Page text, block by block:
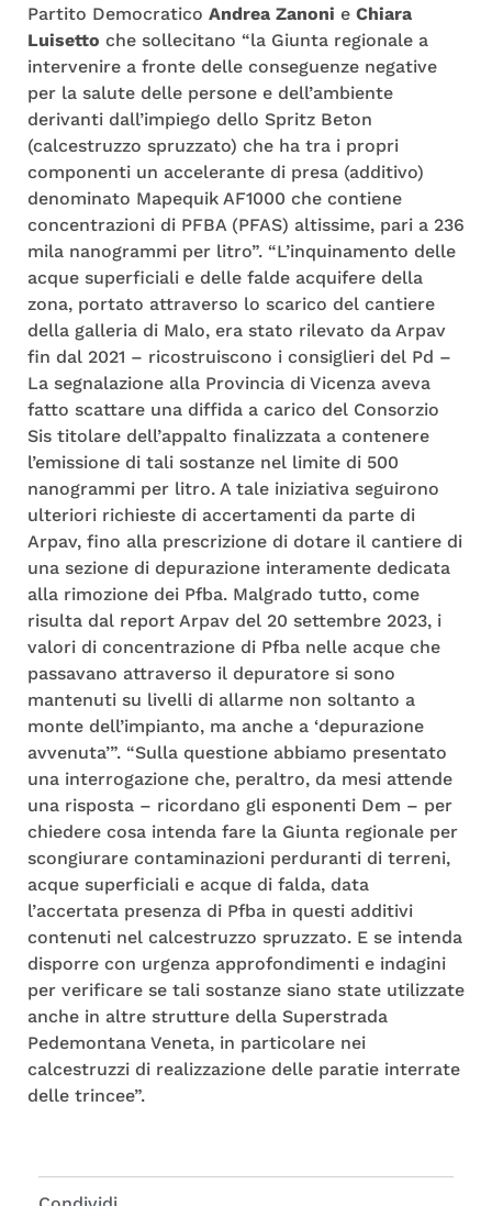
Partito Democratico Andrea Zanoni e Chiara
Luisetto che sollecitano “la Giunta regionale a
intervenire a fronte delle conseguenze negative
per la salute delle persone e dell’ambiente
derivanti dall’impiego dello Spritz Beton
(calcestruzzo spruzzato) che ha tra i propri
componenti un accelerante di presa (additivo)
denominato Mapequik AF1000 che contiene
concentrazioni di PFBA (PFAS) altissime, pari a 236
mila nanogrammi per litro”. “L’inquinamento delle
acque superficiali e delle falde acquifere della
zona, portato attraverso lo scarico del cantiere
della galleria di Malo, era stato rilevato da Arpav
fin dal 2021 – ricostruiscono i consiglieri del Pd –
La segnalazione alla Provincia di Vicenza aveva
fatto scattare una diffida a carico del Consorzio
Sis titolare dell’appalto finalizzata a contenere
l’emissione di tali sostanze nel limite di 500
nanogrammi per litro. A tale iniziativa seguirono
ulteriori richieste di accertamenti da parte di
Arpav, fino alla prescrizione di dotare il cantiere di
una sezione di depurazione interamente dedicata
alla rimozione dei Pfba. Malgrado tutto, come
risulta dal report Arpav del 20 settembre 2023, i
valori di concentrazione di Pfba nelle acque che
passavano attraverso il depuratore si sono
mantenuti su livelli di allarme non soltanto a
monte dell’impianto, ma anche a ‘depurazione
avvenuta’”. “Sulla questione abbiamo presentato
una interrogazione che, peraltro, da mesi attende
una risposta – ricordano gli esponenti Dem – per
chiedere cosa intenda fare la Giunta regionale per
scongiurare contaminazioni perduranti di terreni,
acque superficiali e acque di falda, data
l’accertata presenza di Pfba in questi additivi
contenuti nel calcestruzzo spruzzato. E se intenda
disporre con urgenza approfondimenti e indagini
per verificare se tali sostanze siano state utilizzate
anche in altre strutture della Superstrada
Pedemontana Veneta, in particolare nei
calcestruzzi di realizzazione delle paratie interrate
delle trincee”.